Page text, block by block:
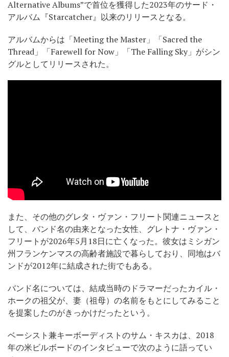
Alternative Albums”で首位を獲得した2023年のサード・
アルバム『Starcatcher』以来のリリースとなる。
アルバムからは「Meeting the Master」「Sacred the
Thread」「Farewell for Now」「The Falling Sky」がシン
グルとしてリリースされた。
また、その他のグレタ・ヴァン・フリート関連ニュースと
して、バンド名の由来となった女性、グレトナ・ヴァン・
フリートが2026年5月18日に亡くなった。彼女はミシガン
州フランケンマスの高齢者施設で暮らしており、同地はバ
ンドが2012年に結成された街でもある。
バンド名については、結成当時のドラマーだったカイル・
ホークの祖父が、妻（祖母）の名前をもとにしてみること
を提案したのがきっかけだったという。
ベーシスト兼キーボーディストのサム・キスカは、2018
年の米ビルボードのインタビューで次のように語ってい